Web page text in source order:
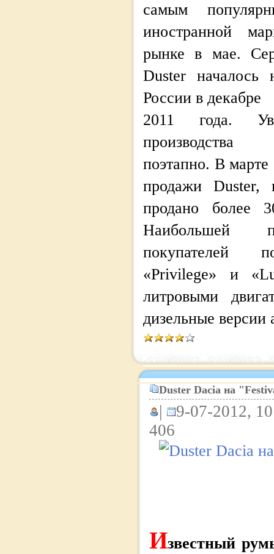
самым
иностранной
рынке в мае.
Duster началось
России в декабре
2011 года.
производства
поэтапно. В марте
продажи
продано более
Наибольшей
покупателей
«Privilege» и
литровыми
дизельные версии
Duster Dacia на
|
9-07-2012,
406
Известный